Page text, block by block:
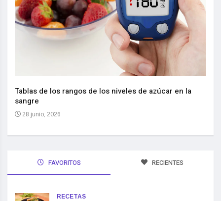
Tablas de los rangos de los niveles de azúcar en la
sangre
28 junio, 2026
FAVORITOS RECIENTES
RECETAS